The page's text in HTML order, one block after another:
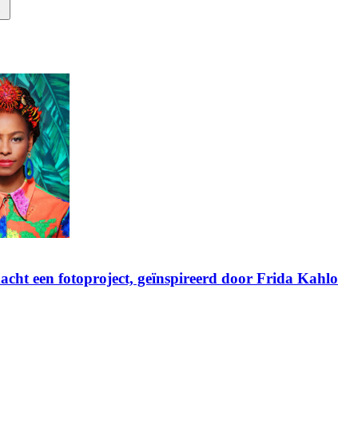
een fotoproject, geïnspireerd door Frida Kahlo